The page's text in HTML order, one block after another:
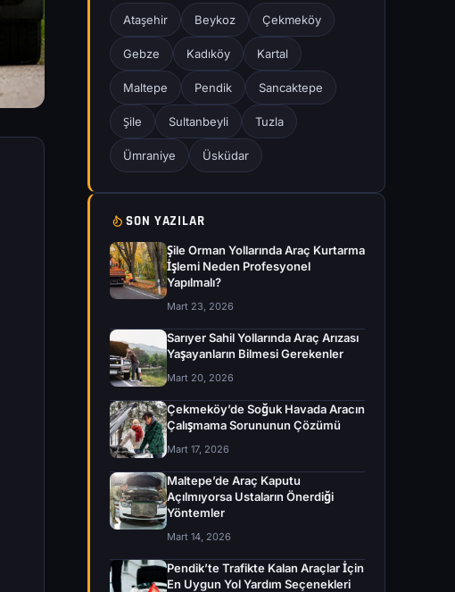
Ataşehir Beykoz Çekmeköy
Gebze Kadıköy Kartal
Maltepe Pendik Sancaktepe
Şile Sultanbeyli Tuzla
Ümraniye Üsküdar
SON YAZILAR
Şile Orman Yollarında Araç Kurtarma
İşlemi Neden Profesyonel
Yapılmalı?
Mart 23, 2026
Sarıyer Sahil Yollarında Araç Arızası
Yaşayanların Bilmesi Gerekenler
Mart 20, 2026
Çekmeköy’de Soğuk Havada Aracın
Çalışmama Sorununun Çözümü
Mart 17, 2026
Maltepe’de Araç Kaputu
Açılmıyorsa Ustaların Önerdiği
Yöntemler
Mart 14, 2026
Pendik’te Trafikte Kalan Araçlar İçin
En Uygun Yol Yardım Seçenekleri